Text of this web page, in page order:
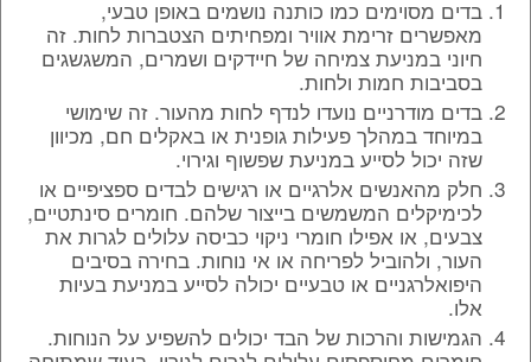
בדים מסוימים כמו כותנה נושמים באופן טבעי,
מאפשרים זרימת אוויר ומפחיתים הצטברות לחות. זה
חיוני במניעת צמיחה של חיידקים ושמרים, המשגשגים
בסביבות חמות ולחות.
בדים מודרניים נועדו לנדף לחות מהעור. זה שימושי
במיוחד במהלך פעילות גופנית או באקלים חם, מכיוון
שזה יכול לסייע במניעת שפשוף וגירוי.
חלק מהאנשים אלרגיים או רגישים לבדים ספציפיים או
לכימיקלים המשמשים בייצור שלהם. חומרים סינתטיים,
צבעים, או אפילו חומרי ניקוי כביסה עלולים לגרות את
העור, ולהוביל לפריחה או אי נוחות. בחירה בסיבים
היפואלרגניים או טבעיים יכולה לסייע במניעת בעיות
אלו.
הגמישות והרכות של הבד יכולים להשפיע על הנוחות.